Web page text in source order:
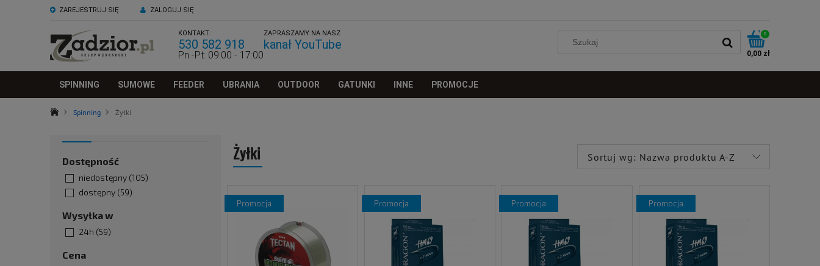
ZAREJESTRUJ SIĘ ZALOGUJ SIĘ
KONTAKT:
530 582 918
Pn -Pt: 09:00 - 17:00
ZAPRASZAMY NA NASZ
kanał YouTube
0
0,00 zł
SPINNING SUMOWE FEEDER UBRANIA OUTDOOR GATUNKI INNE PROMOCJE
Spinning Żyłki
Dostępność
niedostępny (105)
dostępny (59)
Wysyłka w
24h (59)
Cena
Żyłki Sortuj wg: Nazwa produktu A-Z
promocja promocja promocja promocja